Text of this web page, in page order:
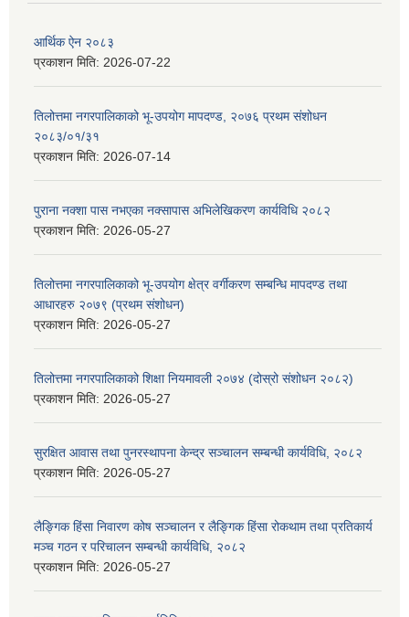
आर्थिक ऐन २०८३
प्रकाशन मिति: 2026-07-22
तिलोत्तमा नगरपालिकाको भू-उपयोग मापदण्ड, २०७६ प्रथम संशोधन
२०८३/०१/३१
प्रकाशन मिति: 2026-07-14
पुराना नक्शा पास नभएका नक्सापास अभिलेखिकरण कार्यविधि २०८२
प्रकाशन मिति: 2026-05-27
तिलोत्तमा नगरपालिकाको भू-उपयोग क्षेत्र वर्गीकरण सम्बन्धि मापदण्ड तथा
आधारहरु २०७९ (प्रथम संशोधन)
प्रकाशन मिति: 2026-05-27
तिलोत्तमा नगरपालिकाको शिक्षा नियमावली २०७४ (दोस्रो संशोधन २०८२)
प्रकाशन मिति: 2026-05-27
सुरक्षित आवास तथा पुनरस्थापना केन्द्र सञ्चालन सम्बन्धी कार्यविधि, २०८२
प्रकाशन मिति: 2026-05-27
लैङ्गिक हिंसा निवारण कोष सञ्चालन र लैङ्गिक हिंसा रोकथाम तथा प्रतिकार्य
मञ्च गठन र परिचालन सम्बन्धी कार्यविधि, २०८२
प्रकाशन मिति: 2026-05-27